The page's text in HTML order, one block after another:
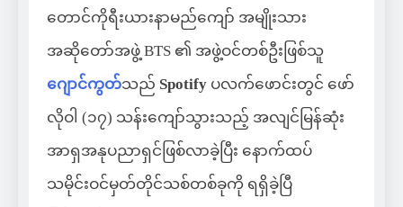
တောင်ကိုရီးယားနာမည်ကျော် အမျိုးသား
အဆိုတော်အဖွဲ့ BTS ၏ အဖွဲ့ဝင်တစ်ဦးဖြစ်သူ
ဂျောင်ကွတ်သည် Spotify ပလက်ဖောင်းတွင် ဖော်
လိုဝါ (၁၇) သန်းကျော်သွားသည့် အလျင်မြန်ဆုံး
အာရှအနုပညာရှင်ဖြစ်လာခဲ့ပြီး နောက်ထပ်
သမိုင်းဝင်မှတ်တိုင်သစ်တစ်ခုကို ရရှိခဲ့ပြီ